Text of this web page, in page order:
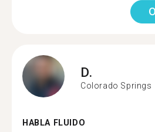
D.
Colorado Springs
HABLA FLUIDO